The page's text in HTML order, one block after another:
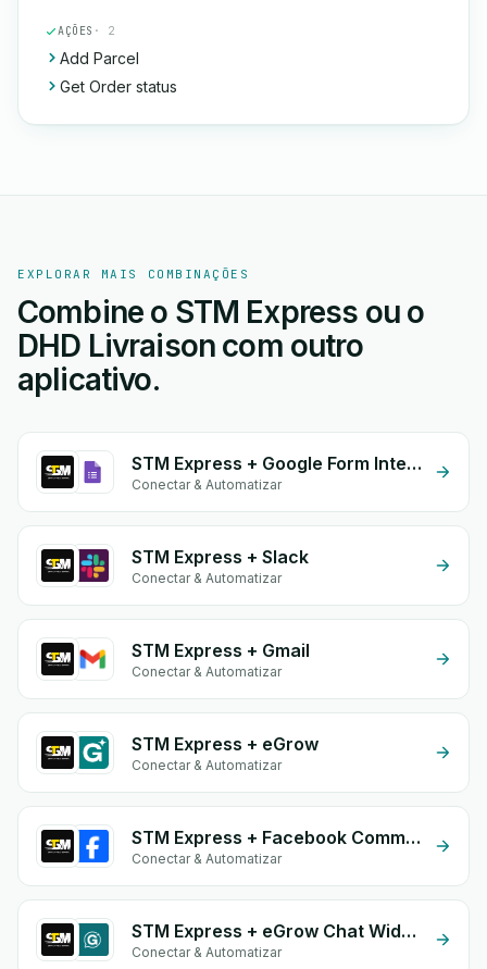
AÇÕES · 2
Add Parcel
Get Order status
EXPLORAR MAIS COMBINAÇÕES
Combine o STM Express ou o
DHD Livraison com outro
aplicativo.
STM Express + Google Form Integration
Conectar & Automatizar
STM Express + Slack
Conectar & Automatizar
STM Express + Gmail
Conectar & Automatizar
STM Express + eGrow
Conectar & Automatizar
STM Express + Facebook Comments
Conectar & Automatizar
STM Express + eGrow Chat Widget
Conectar & Automatizar